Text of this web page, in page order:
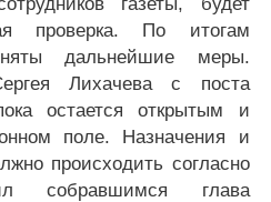
проверка. По итогам
дальнейшие меры.
Лихачева с поста
остается открытым и
поле. Назначения и
происходить согласно
собравшимся глава